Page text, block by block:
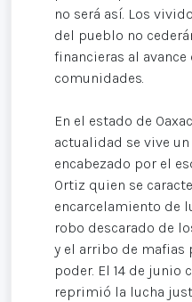
no será así. Los
del pueblo no
financieras al avance
comunidades.
En el estado de
actualidad se vive
encabezado por el
Ortiz quien se
encarcelamiento de
robo descarado de
y el arribo de mafias
poder. El 14 de junio
reprimió la lucha